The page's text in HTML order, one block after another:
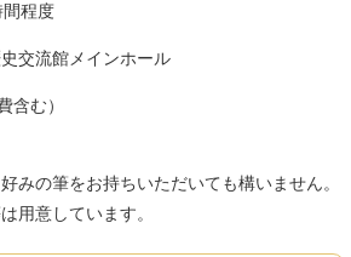
間程度
交流館メインホール
含む）
みの筆をお持ちいただいても構いません。
用意しています。